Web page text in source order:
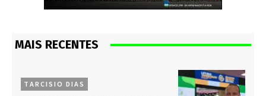
MAIS RECENTES
TARCISIO DIAS